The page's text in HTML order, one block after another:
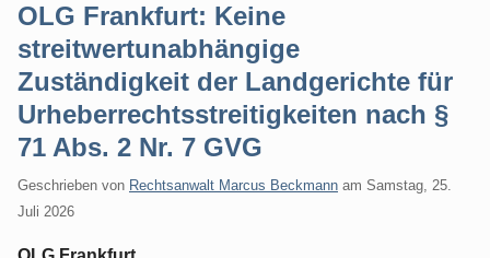
OLG Frankfurt: Keine
streitwertunabhängige
Zuständigkeit der Landgerichte für
Urheberrechtsstreitigkeiten nach §
71 Abs. 2 Nr. 7 GVG
Geschrieben von Rechtsanwalt Marcus Beckmann am Samstag, 25.
Juli 2026